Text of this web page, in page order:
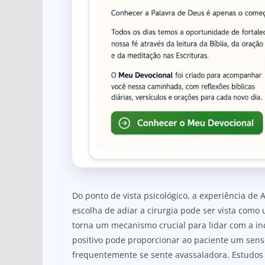
Do ponto de vista psicológico, a experiência de
escolha de adiar a cirurgia pode ser vista
torna um mecanismo crucial para lidar com a
positivo pode proporcionar ao paciente um
frequentemente se sente avassaladora.